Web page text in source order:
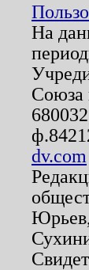
На
Союза
dv.com